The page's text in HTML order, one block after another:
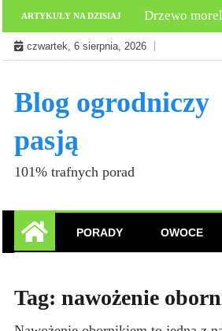
Skip
to
content
ARTYKUŁY NA DZISIAJ Co
czwartek, 6 sierpnia, 2026
Blog ogrodniczy
pasją
101% trafnych porad
PORADY OWOCE
Tag: nawożenie